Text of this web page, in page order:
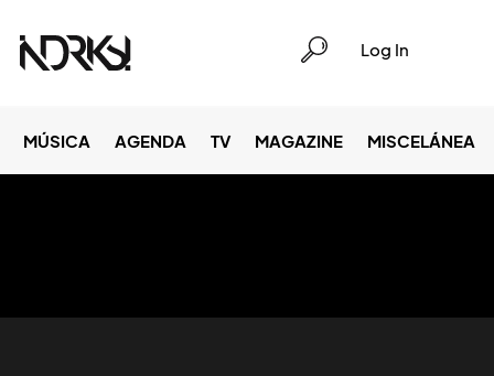
Log In
MÚSICA AGENDA TV MAGAZINE MISCELÁNEA